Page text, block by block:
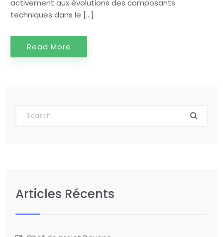
activement aux évolutions des composants
techniques dans le […]
Read More
Articles Récents